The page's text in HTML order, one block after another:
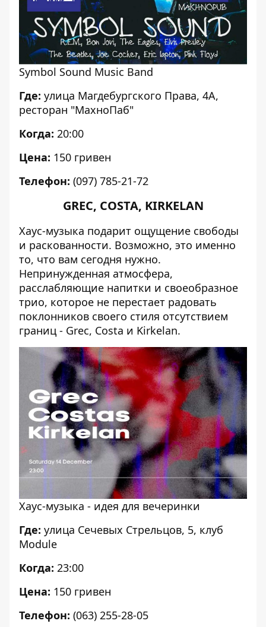
Symbol Sound Music Band
Где: улица Магдебургского Права, 4А,
ресторан "МахноПаб"
Когда: 20:00
Цена: 150 гривен
Телефон: (097) 785-21-72
GREC, COSTA, KIRKELAN
Хаус-музыка подарит ощущение свободы
и раскованности. Возможно, это именно
то, что вам сегодня нужно.
Непринужденная атмосфера,
расслабляющие напитки и своеобразное
трио, которое не перестает радовать
поклонников своего стиля отсутствием
границ - Grec, Costa и Kirkelan.
Хаус-музыка - идея для вечеринки
Где: улица Сечевых Стрельцов, 5, клуб
Module
Когда: 23:00
Цена: 150 гривен
Телефон: (063) 255-28-05